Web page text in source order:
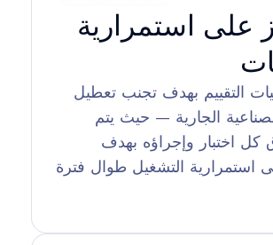
على استمرارية
التقييم بهدف تجنب تعطيل
الجارية — حيث يتم
كل اختبار وإجراؤه بهدف
استمرارية التشغيل طوال فترة